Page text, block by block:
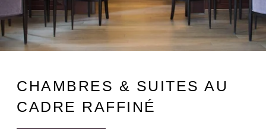
CHAMBRES & SUITES AU
CADRE RAFFINÉ